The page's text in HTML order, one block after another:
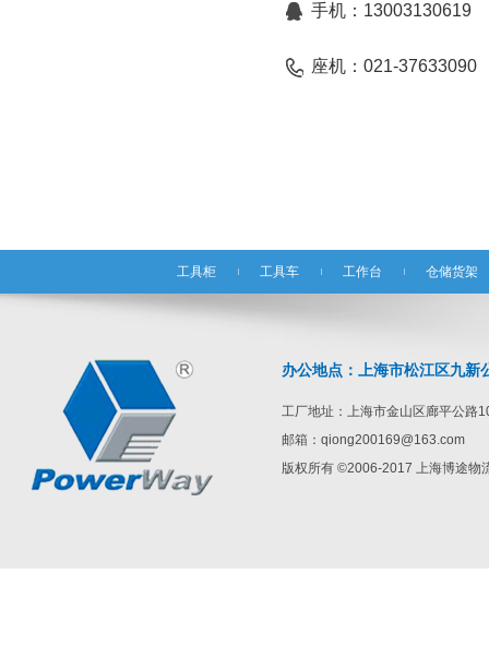
手机：13003130619
座机：021-37633090
工具柜 工具车 工作台 仓储货架
办公地点：上海市松江区九
工厂地址：上海市金山区廊平公路
邮箱：qiong200169@163.com
版权所有 ©2006-2017 上海博途物